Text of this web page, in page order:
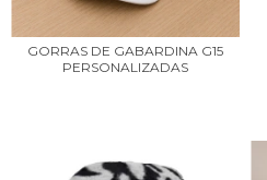
GORRAS DE GABARDINA G15
PERSONALIZADAS